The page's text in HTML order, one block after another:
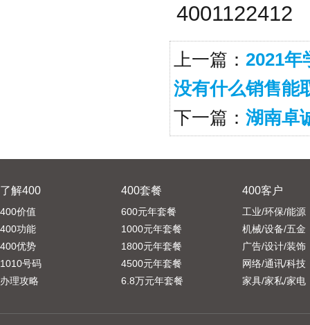
4001122412
上一篇： 2021年
没有什么销售能
下一篇： 湖南卓
了解400
400价值
400功能
400优势
1010号码
办理攻略
400套餐
600元年套餐
1000元年套餐
1800元年套餐
4500元年套餐
6.8万元年套餐
400客户
工业/环保/能源
机械/设备/五金
广告/设计/装饰
网络/通讯/科技
家具/家私/家电